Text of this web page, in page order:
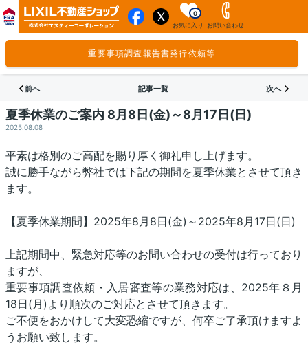
お気に入り
0
お問い合わせ
重要事項調査報告書発行依頼等
前へ 記事一覧 次へ
夏季休業のご案内 8月8日(金)～8月17日(日)
2025.08.08
平素は格別のご高配を賜り厚く御礼申し上げます。
誠に勝手ながら弊社では下記の期間を夏季休業とさせて頂き
ます。
【夏季休業期間】2025年8月8日(金)～2025年8月17日(日)
上記期間中、緊急対応等のお問い合わせの受付は行っており
ますが、
重要事項調査依頼・入居審査等の業務対応は、2025年８月
18日(月)より順次のご対応とさせて頂きます。
ご不便をおかけして大変恐縮ですが、何卒ご了承頂けますよ
うお願い致します。